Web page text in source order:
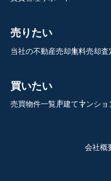
売りたい
当社の不動産売却無料売却査
買いたい
売買物件一覧戸建てマンショ
会社概